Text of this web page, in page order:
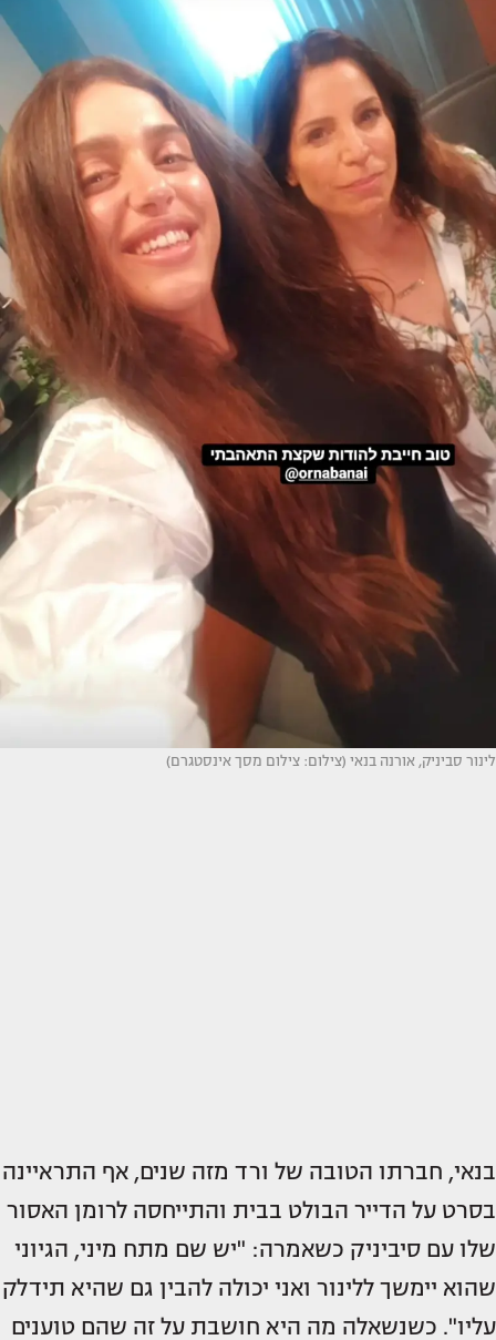
לינור סביניק, אורנה בנאי (צילום: צילום מסך אינסטגרם)
בנאי, חברתו הטובה של ורד מזה שנים, אף התראיינה
בסרט על הדייר הבולט בבית והתייחסה לרומן האסור
שלו עם סיביניק כשאמרה: "יש שם מתח מיני, הגיוני
שהוא יימשך ללינור ואני יכולה להבין גם שהיא תידלק
עליו". כשנשאלה מה היא חושבת על זה שהם טוענים